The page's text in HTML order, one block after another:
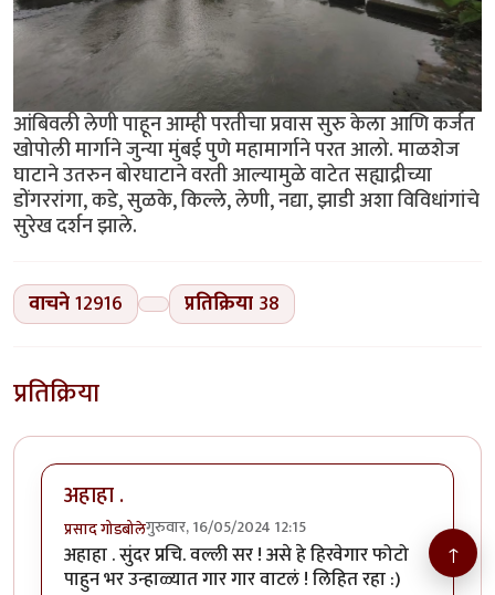
आंबिवली लेणी पाहून आम्ही परतीचा प्रवास सुरु केला आणि कर्जत
खोपोली मार्गाने जुन्या मुंबई पुणे महामार्गाने परत आलो. माळशेज
घाटाने उतरुन बोरघाटाने वरती आल्यामुळे वाटेत सह्याद्रीच्या
डोंगररांगा, कडे, सुळके, किल्ले, लेणी, नद्या, झाडी अशा विविधांगांचे
सुरेख दर्शन झाले.
वाचने12916 प्रतिक्रिया 38
प्रतिक्रिया
अहाहा .
प्रसाद गोडबोलेगुरुवार, 16/05/2024 12:15
अहाहा . सुंदर प्रचि. वल्ली सर ! असे हे हिरवेगार फोटो
पाहुन भर उन्हाळ्यात गार गार वाटलं ! लिहित रहा :)
↑